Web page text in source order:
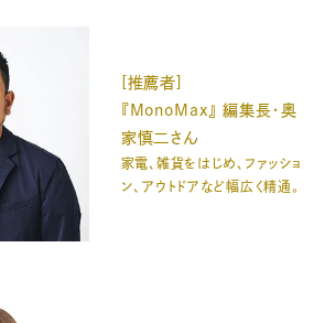
[推薦者]
『MonoMax』 編集長・奥
家慎二さん
家電、雑貨をはじめ、ファッショ
ン、アウトドアなど幅広く精通。